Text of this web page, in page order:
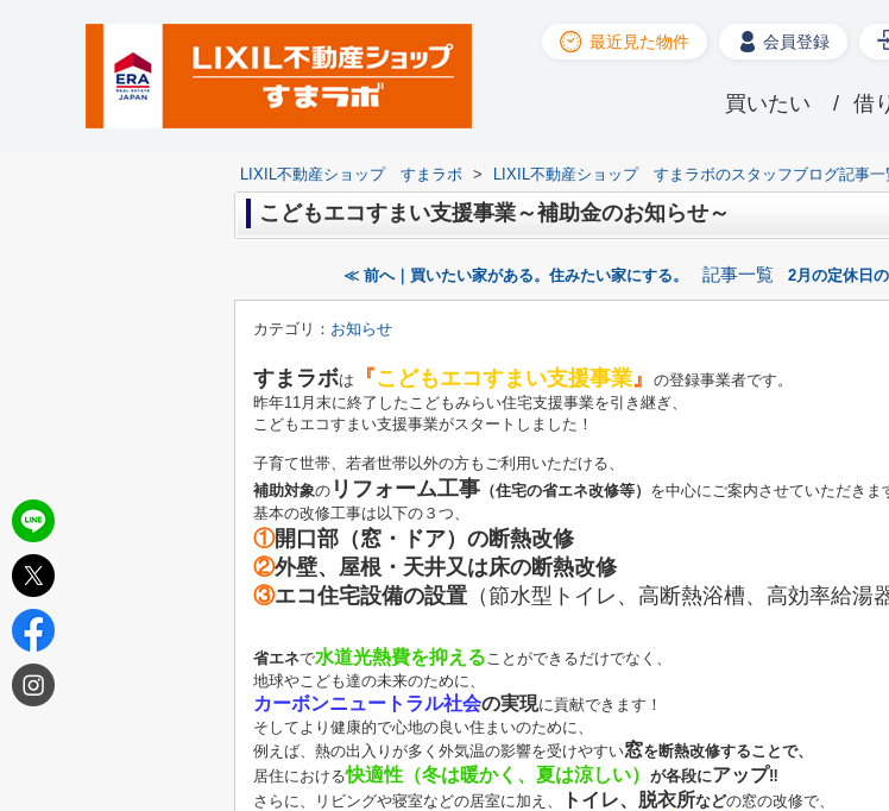
最近見た物件 会員登録
買いたい 借
LIXIL不動産ショップ すまラボ > LIXIL不動産ショップ すまラボのスタッフブログ記事一
こどもエコすまい支援事業～補助金のお知らせ～
≪ 前へ｜買いたい家がある。住みたい家にする。 記事一覧 2月の定休日
カテゴリ： お知らせ
すまラボは 『こどもエコすまい支援事業』
の登録事業者です。
昨年11月末に終了したこどもみらい住宅支援事業を引き継ぎ、
こどもエコすまい支援事業がスタートしました！
子育て世帯、若者世帯以外の方もご利用いただける、
補助対象の リフォーム工事 （住宅の省エネ改修等） を中心にご案内させていただきま
基本の改修工事は以下の３つ、
①開口部（窓・ドア）の断熱改修
②外壁、屋根・天井又は床の断熱改修
③エコ住宅設備の設置 （節水型トイレ、高断熱浴槽、高効率給湯
省エネで水道光熱費を抑えることができるだけでなく、
地球やこども達の未来のために、
カーボンニュートラル社会の実現に貢献できます！
そしてより健康的で心地の良い住まいのために、
例えば、熱の出入りが多く外気温の影響を受けやすい窓を断熱改修することで、
居住における快適性（冬は暖かく、夏は涼しい） が各段にアップ‼
さらに、リビングや寝室などの居室に加え、
トイレ、脱衣所などの窓の改修で、